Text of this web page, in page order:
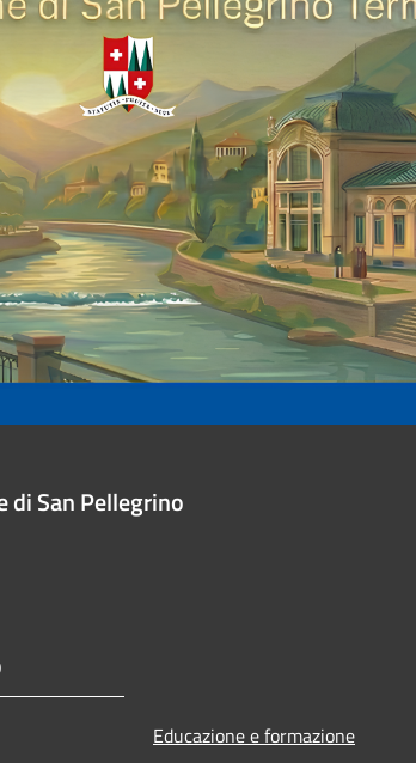
di San Pellegrino
Educazione e formazione